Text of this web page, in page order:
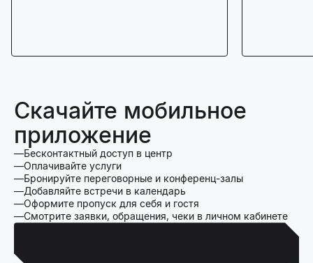
Скачайте мобильное
приложение
Бесконтактный доступ в центр
Оплачивайте услуги
Бронируйте переговорные и конференц-залы
Добавляйте встречи в календарь
Оформите пропуск для себя и гостя
Смотрите заявки, обращения, чеки в личном кабинете